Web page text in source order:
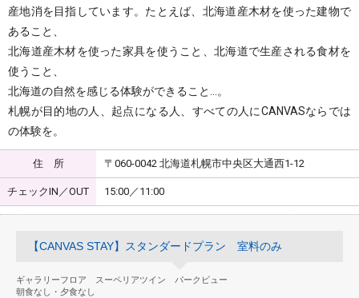
産地消を目指しています。たとえば、北海道産木材を使った建物で
あること、
北海道産木材を使った家具を使うこと、北海道で生産される食材を
使うこと、
北海道の自然を感じる体験ができること…。
札幌が目的地の人、起点になる人、すべての人にCANVASならでは
の体験を。
住 所 〒060-0042 北海道札幌市中央区大通西1-12
チェックIN／OUT 15:00／11:00
【CANVAS STAY】スタンダードプラン 室料のみ
ギャラリーフロア スーペリアツイン パークビュー
朝食なし・夕食なし